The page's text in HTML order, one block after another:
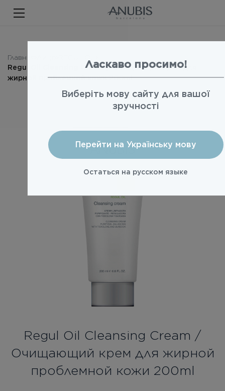
ЛИЦО
SPA
БРЕНДИРОВАННАЯ ПРОДУКЦИЯ
Главная
Regul Oil Cleansing Cream / Очищающий крем для
жирной проблемной кожи 200ml
Regul Oil Cleansing Cream /
Очищающий крем для жирной
проблемной кожи 200ml
Ласкаво просимо!
Виберіть мову сайту для вашої
зручності
Перейти на Українську мову
Остаться на русском языке